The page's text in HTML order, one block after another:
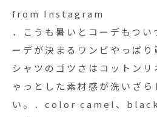
from Instagram
．こうも暑いとコーデもつ
ーデが決まるワンピやっぱり
シャツのゴツさはコットン
ゃっとした素材感が洗いざ
い。．color camel、